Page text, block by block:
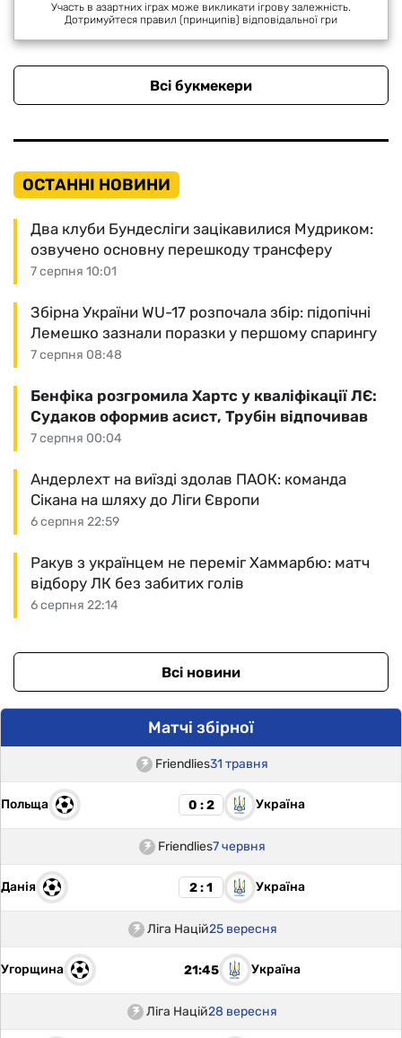
Участь в азартних іграх може викликати ігрову залежність.
Дотримуйтеся правил (принципів) відповідальної гри
Всі букмекери
ОСТАННІ НОВИНИ
7 серпня 10:01
Два клуби Бундесліги зацікавилися Мудриком:
озвучено основну перешкоду трансферу
7 серпня 08:48
Збірна України WU-17 розпочала збір: підопічні
Лемешко зазнали поразки у першому спарингу
7 серпня 00:04
Бенфіка розгромила Хартс у кваліфікації ЛЄ:
Судаков оформив асист, Трубін відпочивав
6 серпня 22:59
Андерлехт на виїзді здолав ПАОК: команда
Сікана на шляху до Ліги Європи
6 серпня 22:14
Ракув з українцем не переміг Хаммарбю: матч
відбору ЛК без забитих голів
Всі новини
Матчі збірної
Friendlies31 травня
Польща 0 : 2 Україна
Friendlies7 червня
Данія 2 : 1 Україна
Ліга Націй25 вересня
Угорщина 21:45 Україна
Ліга Націй28 вересня